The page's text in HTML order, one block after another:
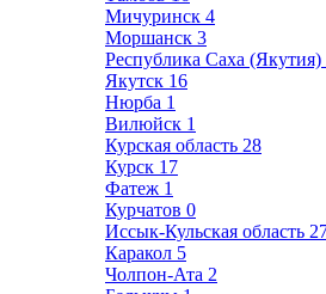
Мичуринск 4
Моршанск 3
Республика Саха (Якутия)
Якутск 16
Нюрба 1
Вилюйск 1
Курская область 28
Курск 17
Фатеж 1
Курчатов 0
Иссык-Кульская область
Каракол 5
Чолпон-Ата 2